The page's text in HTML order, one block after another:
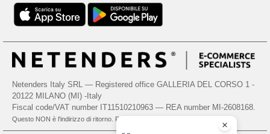
Netenders Italy SRL — Registered office GALLERIA DEL CORSO 1 -
20122 MILANO (MI) -Italy
Fiscal code/VAT number IT11510210963 — REA number MI-2608168.
Questo NON è l'indirizzo di ritorno. Per i resi, vedere qui